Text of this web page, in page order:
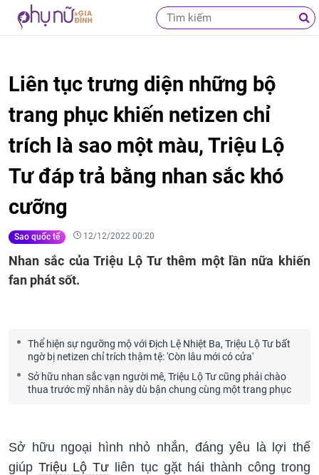
Liên tục trưng diện những bộ
trang phục khiến netizen chỉ
trích là sao một màu, Triệu Lộ
Tư đáp trả bằng nhan sắc khó
cưỡng
Sao quốc tế 12/12/2022 00:20
Nhan sắc của Triệu Lộ Tư thêm một lần nữa khiến
fan phát sốt.
Thể hiện sự ngưỡng mộ với Địch Lệ Nhiệt Ba, Triệu Lộ Tư bất
ngờ bị netizen chỉ trích thậm tệ: 'Còn lâu mới có cửa'
Sở hữu nhan sắc vạn người mê, Triệu Lộ Tư cũng phải chào
thua trước mỹ nhân này dù bận chung cùng một trang phục
Sở hữu ngoại hình nhỏ nhắn, đáng yêu là lợi thế
giúpTriệu Lộ Tư liên tục gặt hái thành công trong